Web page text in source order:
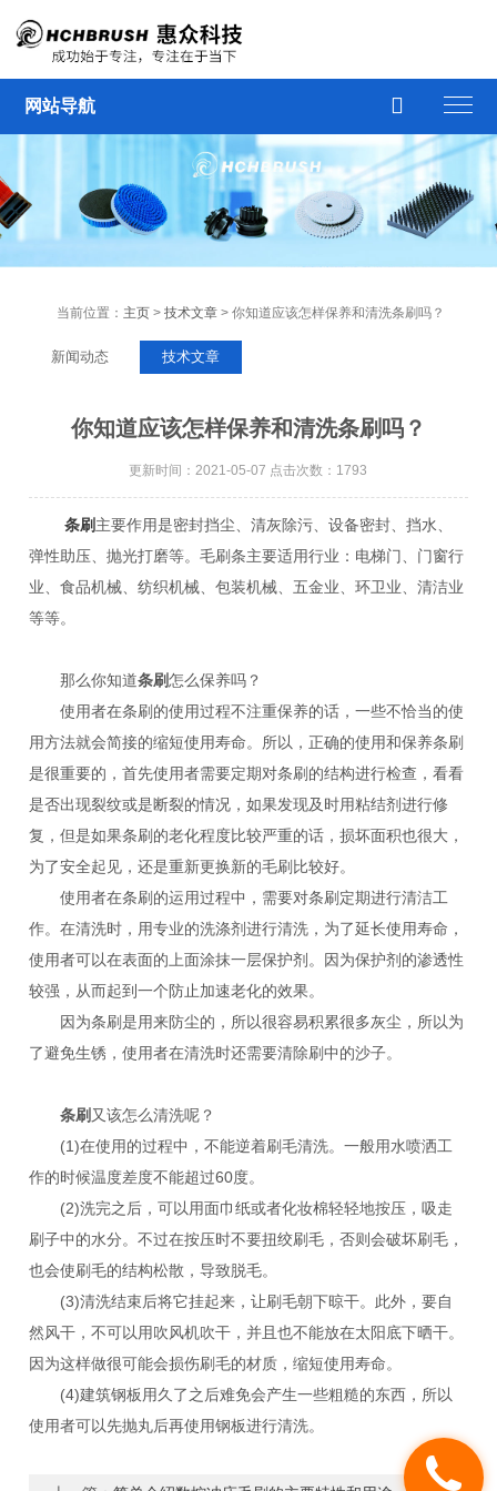
网站导航 
当前位置： 主页 >技术文章 > 你知道应该怎样保养和清洗条刷吗？
新闻动态 技术文章
你知道应该怎样保养和清洗条刷吗？
更新时间：2021-05-07 点击次数：1793
条刷主要作用是密封挡尘、清灰除污、设备密封、挡水、
弹性助压、抛光打磨等。毛刷条主要适用行业：电梯门、门窗行
业、食品机械、纺织机械、包装机械、五金业、环卫业、清洁业
等等。
那么你知道条刷怎么保养吗？
使用者在条刷的使用过程不注重保养的话，一些不恰当的使
用方法就会简接的缩短使用寿命。所以，正确的使用和保养条刷
是很重要的，首先使用者需要定期对条刷的结构进行检查，看看
是否出现裂纹或是断裂的情况，如果发现及时用粘结剂进行修
复，但是如果条刷的老化程度比较严重的话，损坏面积也很大，
为了安全起见，还是重新更换新的毛刷比较好。
使用者在条刷的运用过程中，需要对条刷定期进行清洁工
作。在清洗时，用专业的洗涤剂进行清洗，为了延长使用寿命，
使用者可以在表面的上面涂抹一层保护剂。因为保护剂的渗透性
较强，从而起到一个防止加速老化的效果。
因为条刷是用来防尘的，所以很容易积累很多灰尘，所以为
了避免生锈，使用者在清洗时还需要清除刷中的沙子。
条刷 又该怎么清洗呢？
(1)在使用的过程中，不能逆着刷毛清洗。一般用水喷洒工
作的时候温度差度不能超过60度。
(2)洗完之后，可以用面巾纸或者化妆棉轻轻地按压，吸走
刷子中的水分。不过在按压时不要扭绞刷毛，否则会破坏刷毛，
也会使刷毛的结构松散，导致脱毛。
(3)清洗结束后将它挂起来，让刷毛朝下晾干。此外，要自
然风干，不可以用吹风机吹干，并且也不能放在太阳底下晒干。
因为这样做很可能会损伤刷毛的材质，缩短使用寿命。
(4)建筑钢板用久了之后难免会产生一些粗糙的东西，所以
使用者可以先抛丸后再使用钢板进行清洗。